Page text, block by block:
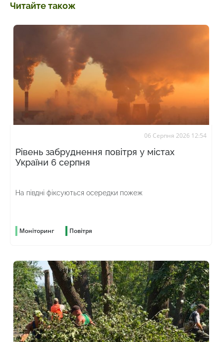
Читайте також
06 Серпня 2026 12:54
Рівень забруднення повітря у містах
України 6 серпня
На півдні фіксуються осередки пожеж
Моніторинг Повітря